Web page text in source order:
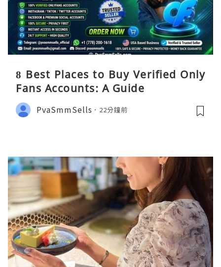
8 Best Places to Buy Verified Only
Fans Accounts: A Guide
PvaSmmSells 22分鐘前